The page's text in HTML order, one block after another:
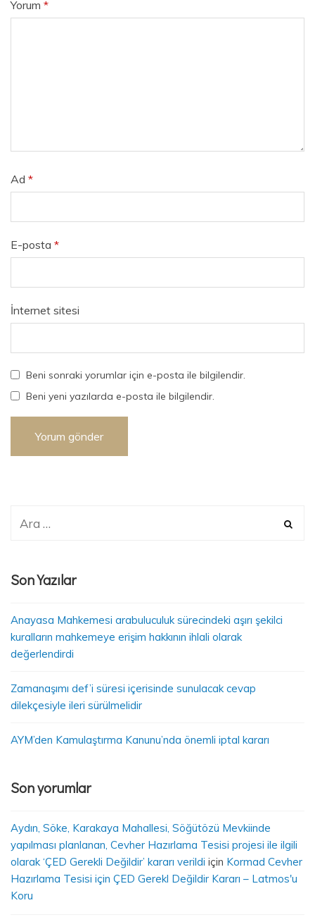
Yorum *
Ad *
E-posta *
İnternet sitesi
Beni sonraki yorumlar için e-posta ile bilgilendir.
Beni yeni yazılarda e-posta ile bilgilendir.
Son Yazılar
Anayasa Mahkemesi arabuluculuk sürecindeki aşırı şekilci
kuralların mahkemeye erişim hakkının ihlali olarak
değerlendirdi
Zamanaşımı def’i süresi içerisinde sunulacak cevap
dilekçesiyle ileri sürülmelidir
AYM’den Kamulaştırma Kanunu’nda önemli iptal kararı
Son yorumlar
Aydın, Söke, Karakaya Mahallesi, Söğütözü Mevkiinde
yapılması planlanan, Cevher Hazırlama Tesisi projesi ile ilgili
olarak ‘ÇED Gerekli Değildir’ kararı verildi için Kormad Cevher
Hazırlama Tesisi için ÇED Gerekl Değildir Kararı – Latmos'u
Koru